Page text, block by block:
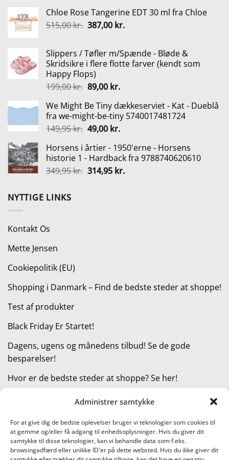
Administrer samtykke
For at give dig de bedste oplevelser bruger vi teknologier som cookies til
at gemme og/eller få adgang til enhedsoplysninger. Hvis du giver dit
samtykke til disse teknologier, kan vi behandle data som f.eks.
browsingadfærd eller unikke ID'er på dette websted. Hvis du ikke giver dit
pris
var:
pris
er:
Chloe Rose Tangerine EDT 30 ml fra Chloe
515,00kr. Den
var:
515,00 kr..
387,00 kr.Den
er:
387,00 kr..
Slippers / Tøfler m/Spænde - Bløde &
Skridsikre i flere flotte farver (kendt som
Happy Flops)
199,00kr. Den
pris
var:
199,00 kr..
89,00 kr.Den
pris
er:
89,00 kr..
We Might Be Tiny dækkeserviet - Kat - Dueblå
fra we-might-be-tiny 5740017481724
149,95kr. Den
pris
var:
149,95 kr..
49,00 kr.Den
pris
er:
49,00 kr..
Horsens i årtier - 1950'erne - Horsens
historie 1 - Hardback fra 9788740620610
349,95kr. Den
314,95 kr.Den
NYTTIGE LINKS
Kontakt Os
Mette Jensen
Cookiepolitik (EU)
Shopping i Danmark – Find de bedste steder at shoppe!
Test af produkter
Black Friday Er Startet!
Dagens, ugens og månedens tilbud! Se de gode
besparelser!
Hvor er de bedste steder at shoppe? Se her!
Kategorier